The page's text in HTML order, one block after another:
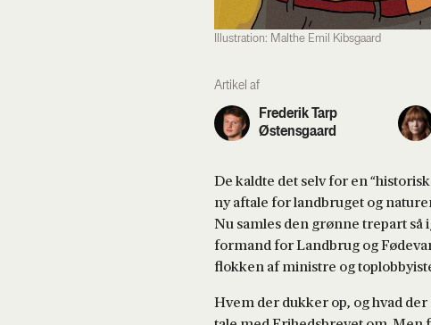
Illustration: Malthe Emil Kibsgaard
Artikel af
Frederik Tarp
Østensgaard
De kaldte det selv for en
ny aftale for landbruget og
Nu samles den grønne trepart så
formand for Landbrug og
flokken af ministre og
Hvem der dukker op, og hvad